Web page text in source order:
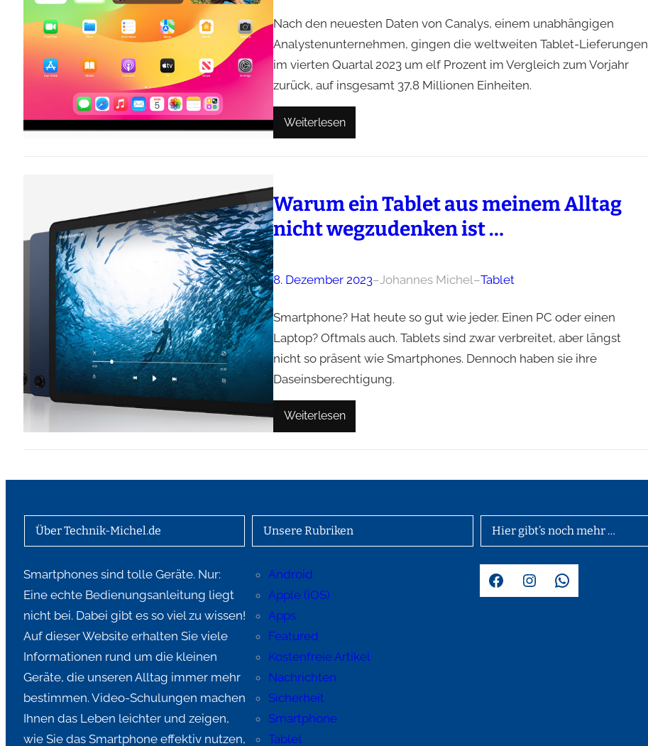
Nach den neuesten Daten von Canalys, einem unabhängigen
Analystenunternehmen, gingen die weltweiten Tablet-Lieferungen
im vierten Quartal 2023 um elf Prozent im Vergleich zum Vorjahr
zurück, auf insgesamt 37,8 Millionen Einheiten.
Weiterlesen
Warum ein Tablet aus meinem Alltag
nicht wegzudenken ist …
8. Dezember 2023–Johannes Michel–Tablet
Smartphone? Hat heute so gut wie jeder. Einen PC oder einen
Laptop? Oftmals auch. Tablets sind zwar verbreitet, aber längst
nicht so präsent wie Smartphones. Dennoch haben sie ihre
Daseinsberechtigung.
Weiterlesen
Über Technik-Michel.de
Smartphones sind tolle Geräte. Nur:
Eine echte Bedienungsanleitung liegt
nicht bei. Dabei gibt es so viel zu wissen!
Auf dieser Website erhalten Sie viele
Informationen rund um die kleinen
Geräte, die unseren Alltag immer mehr
bestimmen. Video-Schulungen machen
Ihnen das Leben leichter und zeigen,
wie Sie das Smartphone effektiv nutzen,
Unsere Rubriken
Android
Apple (iOS)
Apps
Featured
Kostenfreie Artikel
Nachrichten
Sicherheit
Smartphone
Tablet
Hier gibt’s noch mehr …
Facebook Instagram WhatsApp